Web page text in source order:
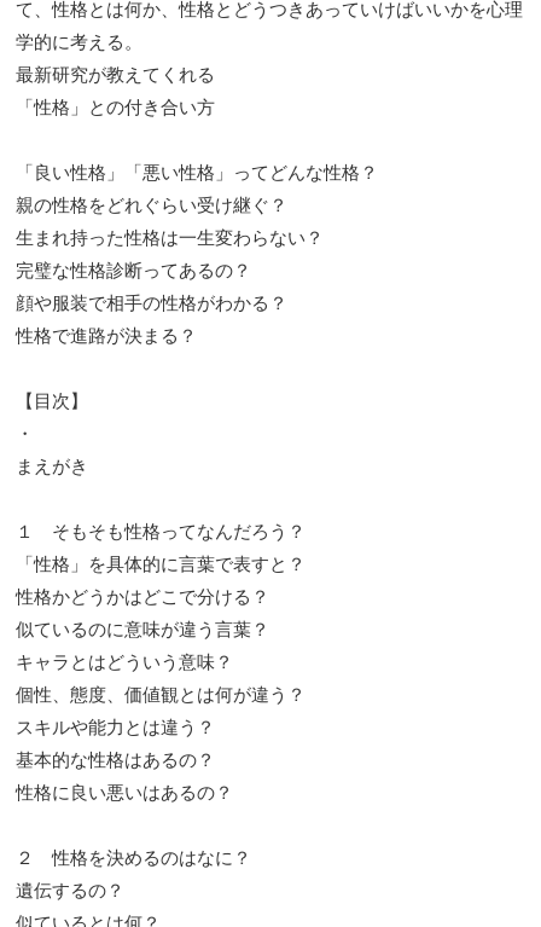
て、性格とは何か、性格とどうつきあっていけばいいかを心理
学的に考える。
最新研究が教えてくれる
「性格」との付き合い方
「良い性格」「悪い性格」ってどんな性格？
親の性格をどれぐらい受け継ぐ？
生まれ持った性格は一生変わらない？
完璧な性格診断ってあるの？
顔や服装で相手の性格がわかる？
性格で進路が決まる？
【目次】
・
まえがき
１ そもそも性格ってなんだろう？
「性格」を具体的に言葉で表すと？
性格かどうかはどこで分ける？
似ているのに意味が違う言葉？
キャラとはどういう意味？
個性、態度、価値観とは何が違う？
スキルや能力とは違う？
基本的な性格はあるの？
性格に良い悪いはあるの？
２ 性格を決めるのはなに？
遺伝するの？
似ているとは何？